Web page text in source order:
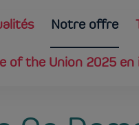
Notre offre
of the Union 2025 en